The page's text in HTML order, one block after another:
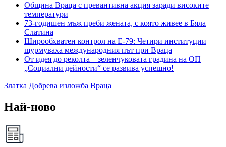
Община Враца с превантивна акция заради високите
температури
73-годишен мъж преби жената, с която живее в Бяла
Слатина
Широобхватен контрол на Е-79: Четири институции
щурмуваха международния път при Враца
От идея до реколта – зеленчуковата градина на ОП
„Социални дейности“ се развива успешно!
Златка Добрева изложба Враца
Най-ново